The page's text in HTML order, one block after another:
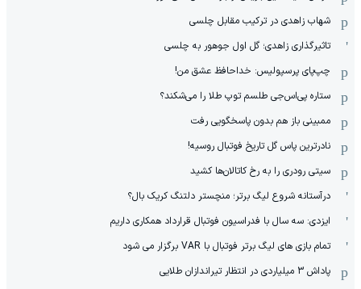
شهاب زاهدی در ترکیب مقابل چلسی
تاثیرگذاری زاهدی؛ گل اول جوهور به چلسی
چپ‌پای پرسپولیس: خداحافظ عشق من!
ستاره پی‌اس‌جی طلسم توپ طلا را می‌شکند؟
ممبینی باز هم بدون پاسخگویی رفت
نادر‌ترین پاس گل تاریخ فوتبال روسیه!
سیتی رودری را به رخ کاتالان‌ها کشید
درآستانه شروع لیگ برتر؛ منچستر دلتنگ کریک بال؟
ایزدی: سه سال با فدراسیون فوتبال قرارداد همکاری داریم
تمام بازی های لیگ برتر فوتبال با VAR برگزار می شود
پاداش 3 میلیاردی در انتظار تیراندازان طلایی